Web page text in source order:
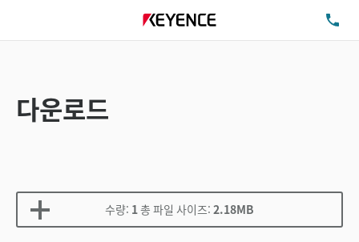
다운로드
수량: 1총 파일 사이즈: 2.18MB